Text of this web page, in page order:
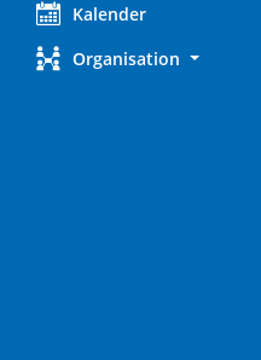
Kalender
Organisation